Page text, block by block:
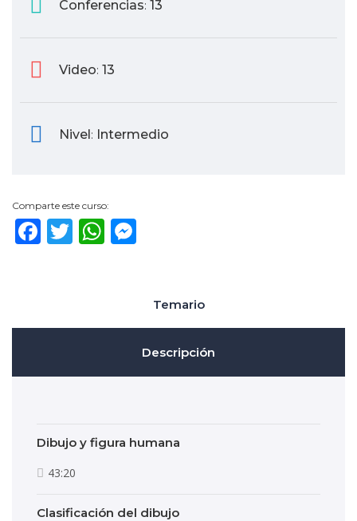
Conferencias: 13
Video: 13
Nivel: Intermedio
Comparte este curso:
Facebook
TwitterWhatsApp
Temario
Descripción
Dibujo y figura humana
43:20
Clasificación del dibujo